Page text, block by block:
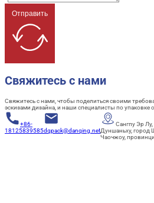
Отправить
Свяжитесь с нами
Свяжитесь с нами, чтобы поделиться своими
эскизами дизайна, и наши специалисты по упаковке
+86-
18125839585dqpack@danqing.net
Сангпу Эр
Дуншаньху, город
Чаочжоу,